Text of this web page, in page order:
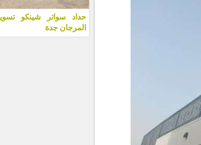
حداد سواتر شينكو
المرجان جدة